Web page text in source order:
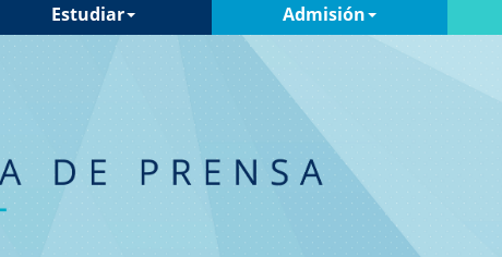
Estudiar Admisión